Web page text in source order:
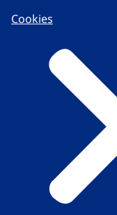
Cookies